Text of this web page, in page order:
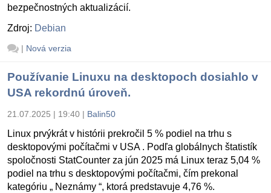
bezpečnostných aktualizácií.
Zdroj: Debian
| Nová verzia
Používanie Linuxu na desktopoch dosiahlo v
USA rekordnú úroveň.
21.07.2025 | 19:40 | Balin50
Linux prvýkrát v histórii prekročil 5 % podiel na trhu s
desktopovými počítačmi v USA . Podľa globálnych štatistík
spoločnosti StatCounter za jún 2025 má Linux teraz 5,04 %
podiel na trhu s desktopovými počítačmi, čím prekonal
kategóriu „ Neznámy “, ktorá predstavuje 4,76 %.